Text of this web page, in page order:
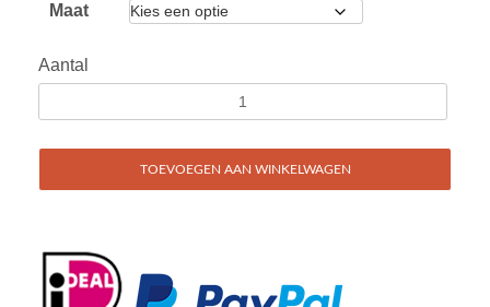
Maat
Aantal
TOEVOEGEN AAN WINKELWAGEN